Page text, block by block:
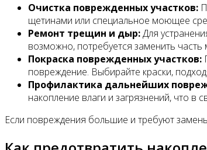
Очистка поврежденных участков:
щетинами или специальное моющее
Ремонт трещин и дыр:Для
возможно, потребуется заменить часть
Покраска поврежденных участков:
повреждение. Выбирайте краски,
Профилактика дальнейших
накопление влаги и загрязнений, что
Если повреждения большие и требуют